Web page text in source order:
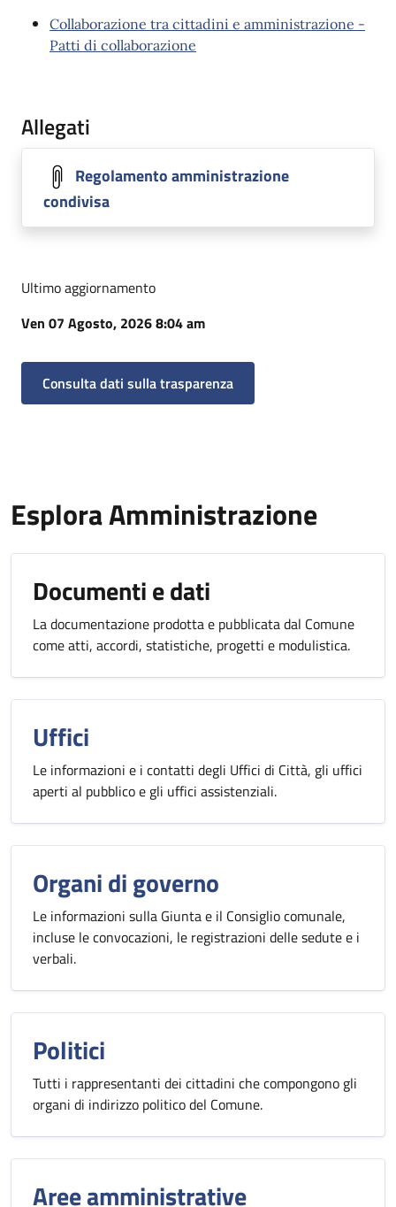
Collaborazione tra cittadini e amministrazione -
Patti di collaborazione
Allegati
Regolamento amministrazione
condivisa
Ultimo aggiornamento
Ven 07 Agosto, 2026 8:04 am
Consulta dati sulla trasparenza
Esplora Amministrazione
Documenti e dati
La documentazione prodotta e pubblicata dal Comune
come atti, accordi, statistiche, progetti e modulistica.
Uffici
Le informazioni e i contatti degli Uffici di Città, gli uffici
aperti al pubblico e gli uffici assistenziali.
Organi di governo
Le informazioni sulla Giunta e il Consiglio comunale,
incluse le convocazioni, le registrazioni delle sedute e i
verbali.
Politici
Tutti i rappresentanti dei cittadini che compongono gli
organi di indirizzo politico del Comune.
Aree amministrative